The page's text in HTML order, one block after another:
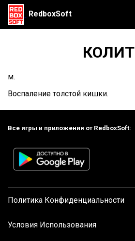
RedboxSoft
КОЛИТ
м.
Воспаление толстой кишки.
Все игры и приложения от RedboxSoft:
Политика Конфиденциальности
Условия Использования